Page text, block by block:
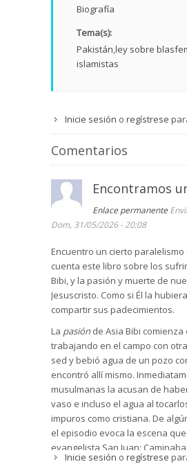
Biografía
Tema(s):
Pakistán ley sobre
islamistas
Inicie sesión o regístrese
Comentarios
Encontramos
Enlace permanente
Dom, 31/05/2026 - 20:08
Encuentro un cierto
cuenta este libro sobre los
Bibi, y la pasión y muerte de
Jesuscristo. Como si Él la
compartir sus padecimientos.
La pasión de Asia Bibi comienza
trabajando en el campo con
sed y bebió agua de un pozo
encontró allí mismo.
musulmanas la acusan de
vaso e incluso el agua al
impuros como cristiana. De
el episodio evoca la escena
evangelista San Juan:
Jesucristo atravesando
Inicie sesión o regístrese